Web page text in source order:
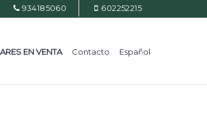
934185060 602252215
EN VENTA Contacto Español